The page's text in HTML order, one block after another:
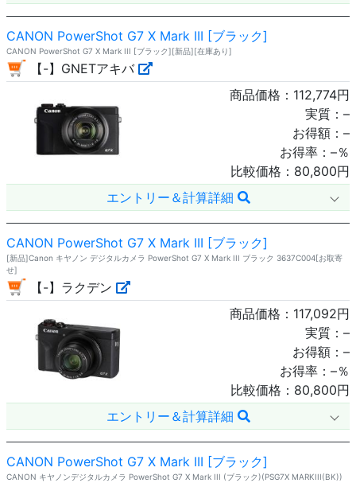
CANON PowerShot G7 X Mark III [ブラック]
CANON PowerShot G7 X Mark III [ブラック][新品][在庫あり]
【-】GNETアキバ
商品価格： 112,774円
実質： –
お得額： –
お得率： –％
比較価格： 80,800円
エントリー＆計算詳細
CANON PowerShot G7 X Mark III [ブラック]
[新品]Canon キヤノン デジタルカメラ PowerShot G7 X Mark III ブラック 3637C004[お取寄
せ]
【-】ラクデン
商品価格： 117,092円
実質： –
お得額： –
お得率： –％
比較価格： 80,800円
エントリー＆計算詳細
CANON PowerShot G7 X Mark III [ブラック]
CANON キヤノンデジタルカメラ PowerShot G7 X Mark III (ブラック)(PSG7X MARKIII(BK))